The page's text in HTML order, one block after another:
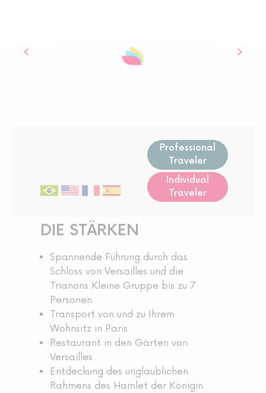
Professional
Traveler
Individual
Traveler
DIE STÄRKEN
Spannende Führung durch das
Schloss von Versailles und die
Trianons Kleine Gruppe bis zu 7
Personen
Transport von und zu Ihrem
Wohnsitz in Paris
Restaurant in den Gärten von
Versailles
Entdeckung des unglaublichen
Rahmens des Hamlet der Königin